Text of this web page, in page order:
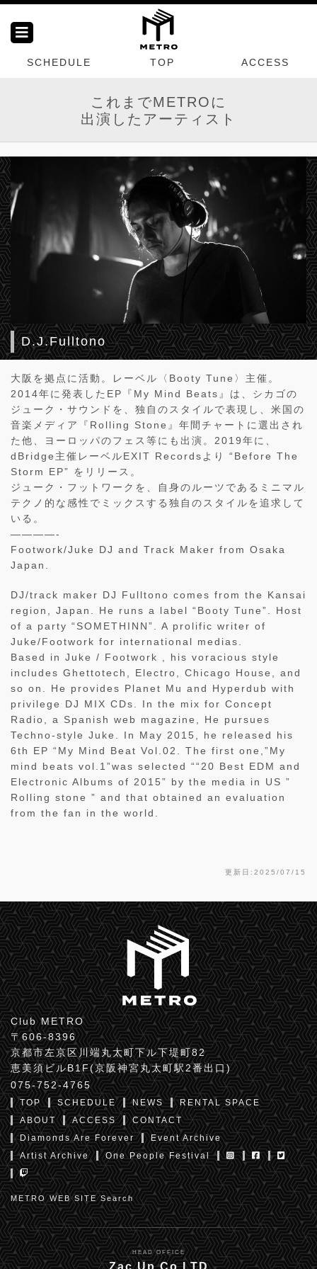
SCHEDULE TOP ACCESS
これまでMETROに
出演したアーティスト
D.J.Fulltono
大阪を拠点に活動。レーベル〈Booty Tune〉主催。
2014年に発表したEP『My Mind Beats』は、シカゴの
ジューク・サウンドを、独自のスタイルで表現し、米国の
音楽メディア『Rolling Stone』年間チャートに選出され
た他、ヨーロッパのフェス等にも出演。2019年に、
dBridge主催レーベルEXIT Recordsより “Before The
Storm EP” をリリース。
ジューク・フットワークを、自身のルーツであるミニマル
テクノ的な感性でミックスする独自のスタイルを追求して
いる。
————-
Footwork/Juke DJ and Track Maker from Osaka
Japan.
DJ/track maker DJ Fulltono comes from the Kansai
region, Japan. He runs a label “Booty Tune”. Host
of a party “SOMETHINN”. A prolific writer of
Juke/Footwork for international medias.
Based in Juke / Footwork , his voracious style
includes Ghettotech, Electro, Chicago House, and
so on. He provides Planet Mu and Hyperdub with
privilege DJ MIX CDs. In the mix for Concept
Radio, a Spanish web magazine, He pursues
Techno-style Juke. In May 2015, he released his
6th EP “My Mind Beat Vol.02. The first one,”My
mind beats vol.1”was selected ““20 Best EDM and
Electronic Albums of 2015” by the media in US ”
Rolling stone ” and that obtained an evaluation
from the fan in the world.
更新日:2025/07/15
Club METRO
〒606-8396
京都市左京区川端丸太町下ル下堤町82
恵美須ビルB1F(京阪神宮丸太町駅2番出口)
075-752-4765
TOP SCHEDULE NEWS
RENTAL SPACE
ABOUT
ACCESS
CONTACT
Diamonds Are Forever
Event Archive
Artist Archive
One People Festival
METRO WEB SITE Search
HEAD OFFICE